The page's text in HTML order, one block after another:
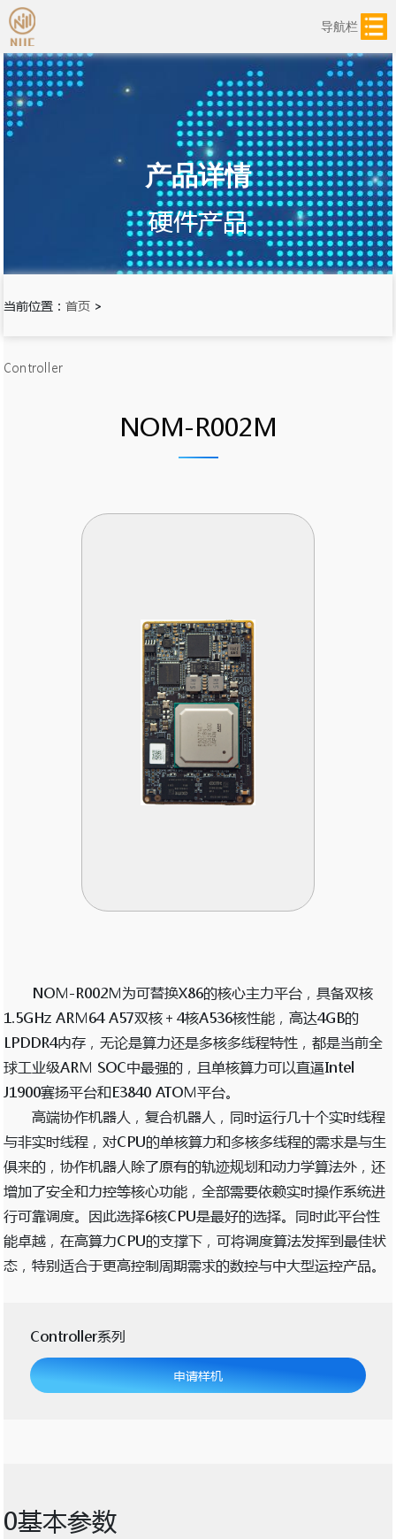
导航栏
产品详情
硬件产品
当前位置：首页 >
Controller
NOM-R002M
NOM-R002M为可替换X86的核心主力平台，具备双核
1.5GHz ARM64 A57双核＋4核A536核性能，高达4GB的
LPDDR4内存，无论是算力还是多核多线程特性，都是当前全
球工业级ARM SOC中最强的，且单核算力可以直逼Intel
J1900赛扬平台和E3840 ATOM平台。
高端协作机器人，复合机器人，同时运行几十个实时线程
与非实时线程，对CPU的单核算力和多核多线程的需求是与生
俱来的，协作机器人除了原有的轨迹规划和动力学算法外，还
增加了安全和力控等核心功能，全部需要依赖实时操作系统进
行可靠调度。因此选择6核CPU是最好的选择。同时此平台性
能卓越，在高算力CPU的支撑下，可将调度算法发挥到最佳状
态，特别适合于更高控制周期需求的数控与中大型运控产品。
Controller系列
申请样机
0基本参数